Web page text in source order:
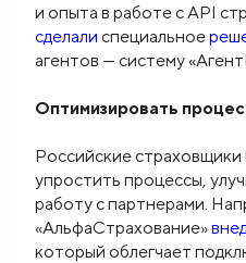
и опыта в работе с API
сделали специальное
агентов — систему
Оптимизировать
Российские
упростить процессы,
работу с партнерами.
«АльфаСтрахование»
который облегчает